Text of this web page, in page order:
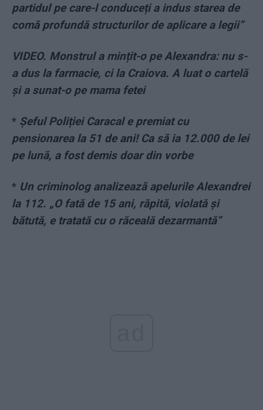
partidul pe care-l conduceți a indus starea de
comă profundă structurilor de aplicare a legii”
VIDEO. Monstrul a mințit-o pe Alexandra: nu s-
a dus la farmacie, ci la Craiova. A luat o cartelă
și a sunat-o pe mama fetei
* Șeful Poliției Caracal e premiat cu
pensionarea la 51 de ani! Ca să ia 12.000 de lei
pe lună, a fost demis doar din vorbe
* Un criminolog analizează apelurile Alexandrei
la 112. „O fată de 15 ani, răpită, violată şi
bătută, e tratată cu o răceală dezarmantă”